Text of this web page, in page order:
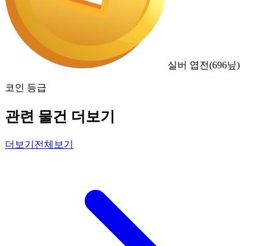
실버 엽전(696닢)
코인 등급
관련 물건 더보기
더보기 전체보기